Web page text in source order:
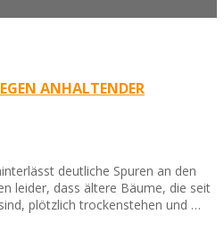
ANHALTENDER
deutliche Spuren an den
leider, dass ältere Bäume, die seit
plötzlich trockenstehen und …